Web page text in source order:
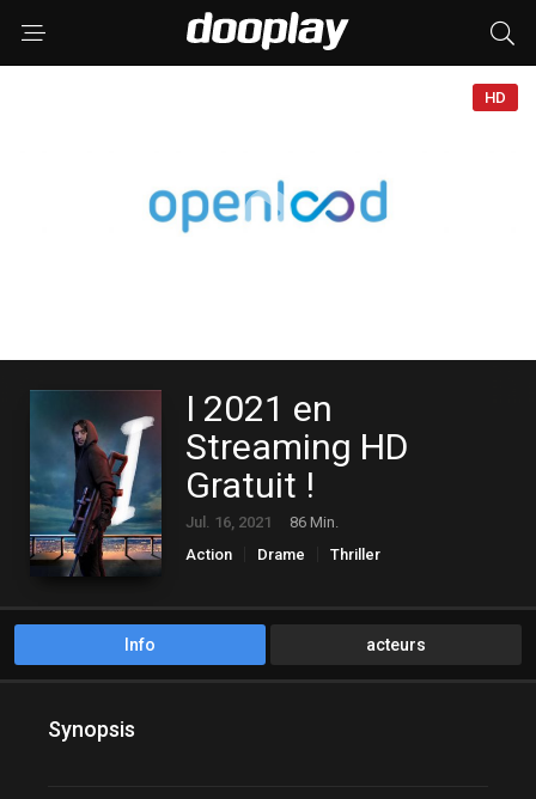
HD
I 2021 en
Streaming HD
Gratuit !
Jul. 16, 2021
86 Min.
Action
Drame Thriller
Info acteurs
Synopsis